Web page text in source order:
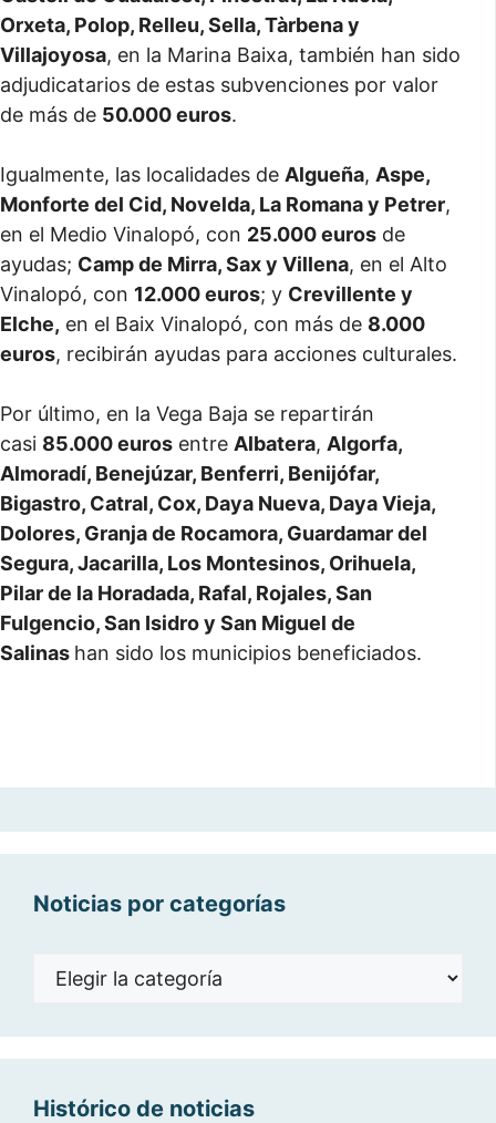
Orxeta, Polop, Relleu, Sella, Tàrbena y
Villajoyosa, en la Marina Baixa, también han sido
adjudicatarios de estas subvenciones por valor
de más de 50.000 euros.
Igualmente, las localidades de Algueña, Aspe,
Monforte del Cid, Novelda, La Romana y Petrer,
en el Medio Vinalopó, con 25.000 euros de
ayudas; Camp de Mirra, Sax y Villena, en el Alto
Vinalopó, con 12.000 euros; y Crevillente y
Elche, en el Baix Vinalopó, con más de 8.000
euros, recibirán ayudas para acciones culturales.
Por último, en la Vega Baja se repartirán
casi 85.000 euros entre Albatera, Algorfa,
Almoradí, Benejúzar, Benferri, Benijófar,
Bigastro, Catral, Cox, Daya Nueva, Daya Vieja,
Dolores, Granja de Rocamora, Guardamar del
Segura, Jacarilla, Los Montesinos, Orihuela,
Pilar de la Horadada, Rafal, Rojales, San
Fulgencio, San Isidro y San Miguel de
Salinas han sido los municipios beneficiados.
Noticias por categorías
Noticias
Histórico de noticias